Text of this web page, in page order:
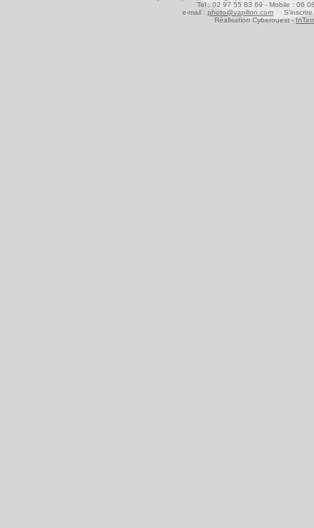
Tel : 02 97 55 83 69 - Mobile : 06
e-mail : photo@vapillon.com S'inscrire
Réalisation Cyberouest -